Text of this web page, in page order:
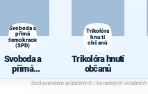
Svoboda a
přímá
demokracie
(SPD)
Svoboda a
přímá
demokracie
(SPD)
Trikolóra
hnutí
občanů
Trikolóra hnutí
občanů